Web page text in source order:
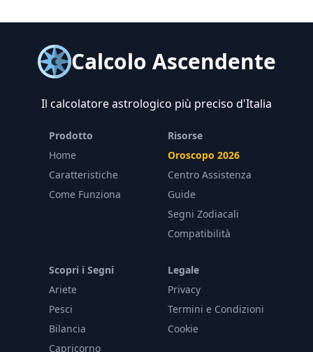
Calcolo Ascendente
Il calcolatore astrologico più preciso d'Italia
Prodotto
Home
Caratteristiche
Come Funziona
Risorse
Oroscopo 2026
Centro Assistenza
Guide
Segni Zodiacali
Compatibilità
Scopri i Segni
Ariete
Pesci
Bilancia
Capricorno
Legale
Privacy
Termini e Condizioni
Cookie